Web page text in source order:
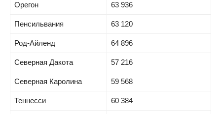
Орегон 63 936
Пенсильвания 63 120
Род-Айленд 64 896
Северная Дакота 57 216
Северная Каролина 59 568
Теннесси 60 384